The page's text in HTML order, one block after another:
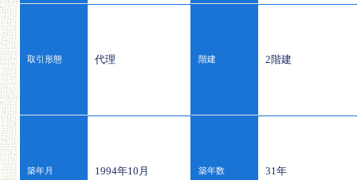
取引形態 代理 階建 2階建
築年月 1994年10月 築年数 31年